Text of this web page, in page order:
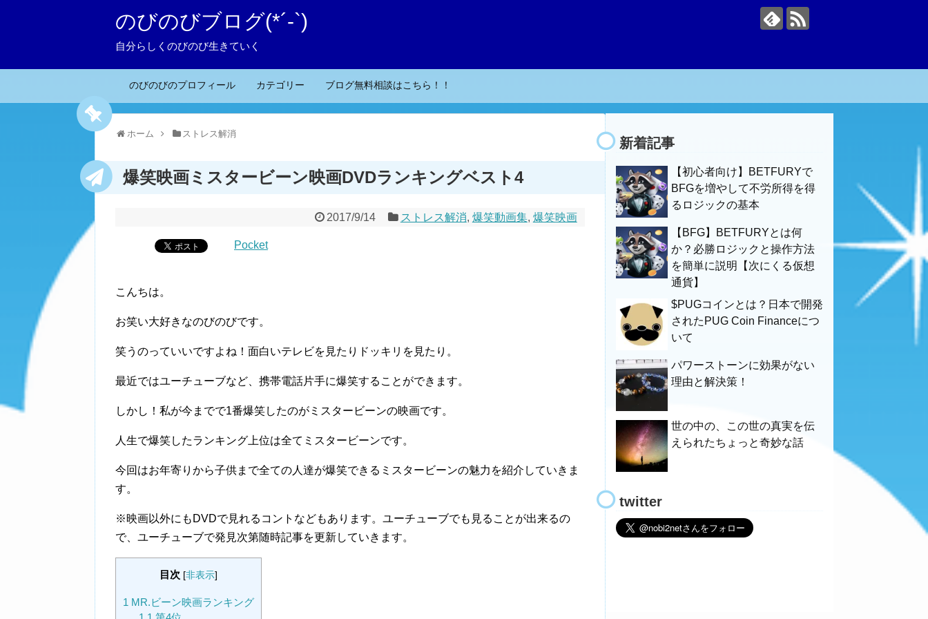
のびのびブログ(*´-`)
自分らしくのびのび生きていく
のびのびのプロフィール カテゴリー ブログ無料相談はこちら！！
ホーム ストレス解消
爆笑映画ミスタービーン映画DVDランキングベスト4
2017/9/14 ストレス解消, 爆笑動画集, 爆笑映画
Pocket
こんちは。
お笑い大好きなのびのびです。
笑うのっていいですよね！面白いテレビを見たりドッキリを見たり。
最近ではユーチューブなど、携帯電話片手に爆笑することができます。
しかし！私が今までで1番爆笑したのがミスタービーンの映画です。
人生で爆笑したランキング上位は全てミスタービーンです。
今回はお年寄りから子供まで全ての人達が爆笑できるミスタービーンの魅力を紹介していきま
す。
※映画以外にもDVDで見れるコントなどもあります。ユーチューブでも見ることが出来るの
で、ユーチューブで発見次第随時記事を更新していきます。
目次 [非表示]
1 MR.ビーン映画ランキング
新着記事
【初心者向け】BETFURYで
BFGを増やして不労所得を得
るロジックの基本
【BFG】BETFURYとは何
か？必勝ロジックと操作方法
を簡単に説明【次にくる仮想
通貨】
$PUGコインとは？日本で開発
されたPUG Coin Financeにつ
いて
パワーストーンに効果がない
理由と解決策！
世の中の、この世の真実を伝
えられたちょっと奇妙な話
twitter